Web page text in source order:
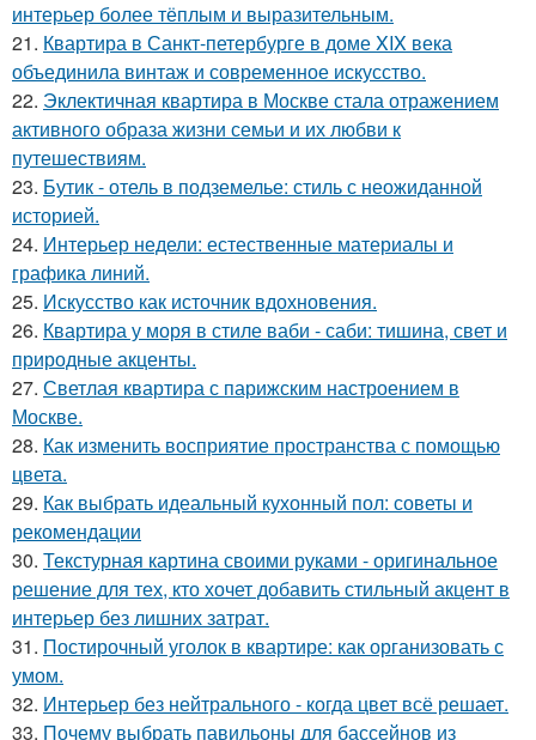
интерьер более тёплым и выразительным.
21. Квартира в Санкт-петербурге в доме XIX века
объединила винтаж и современное искусство.
22. Эклектичная квартира в Москве стала отражением
активного образа жизни семьи и их любви к
путешествиям.
23. Бутик - отель в подземелье: стиль с неожиданной
историей.
24. Интерьер недели: естественные материалы и
графика линий.
25. Искусство как источник вдохновения.
26. Квартира у моря в стиле ваби - саби: тишина, свет и
природные акценты.
27. Светлая квартира с парижским настроением в
Москве.
28. Как изменить восприятие пространства с помощью
цвета.
29. Как выбрать идеальный кухонный пол: советы и
рекомендации
30. Текстурная картина своими руками - оригинальное
решение для тех, кто хочет добавить стильный акцент в
интерьер без лишних затрат.
31. Постирочный уголок в квартире: как организовать с
умом.
32. Интерьер без нейтрального - когда цвет всё решает.
33. Почему выбрать павильоны для бассейнов из